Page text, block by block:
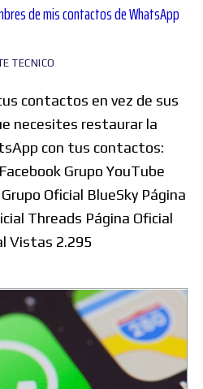
de mis contactos de WhatsApp
TECNICO
contactos en vez de sus
necesites restaurar la
con tus contactos:
Grupo YouTube
Oficial BlueSky Página
Threads Página Oficial
Vistas 2.295